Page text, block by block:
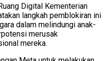
Digital Kementerian
langkah pemblokiran ini
dalam melindungi anak-
merusak
mereka.